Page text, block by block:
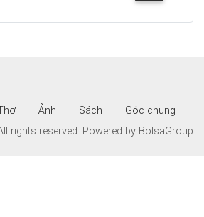
Ảnh Sách
Góc chung
rights reserved. Powered by BolsaGroup